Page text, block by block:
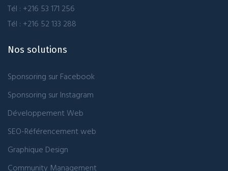
Tél : +216 53 171 256
Tél : +216 52 133 288
Nos solutions
Sponsoring sur Facebook
Sponsoring sur Instagram
Développement Web
SEO-Référencement web
Graphique Design
Community Management